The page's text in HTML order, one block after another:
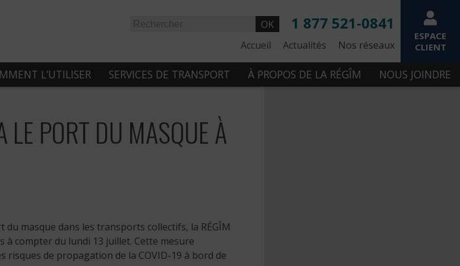
ESPACE
CLIENT
1 877 521-0841
OK
Nos réseaux
Accueil Actualités
L’UTILISER SERVICES DE TRANSPORT À PROPOS DE LA RÉGÎM NOUS JOINDRE
PORT DU MASQUE À
masque dans les transports collectifs, la RÉGÎM
compter du lundi 13 juillet. Cette mesure
de propagation de la COVID-19 à bord de